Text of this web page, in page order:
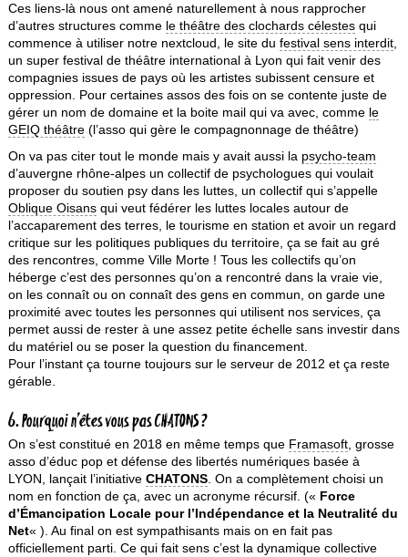
Ces liens-là nous ont amené naturellement à nous rapprocher
d’autres structures comme le théâtre des clochards célestesqui
commence à utiliser notre nextcloud, le site du festival sens interdit,
un super festival de théâtre international à Lyon qui fait venir des
compagnies issues de pays où les artistes subissent censure et
oppression. Pour certaines assos des fois on se contente juste de
gérer un nom de domaine et la boite mail qui va avec, comme le
GEIQ théâtre(l’asso qui gère le compagnonnage de théâtre)
On va pas citer tout le monde mais y avait aussi la psycho-team
d’auvergne rhône-alpes un collectif de psychologues qui voulait
proposer du soutien psy dans les luttes, un collectif qui s’appelle
Oblique Oisansqui veut fédérer les luttes locales autour de
l’accaparement des terres, le tourisme en station et avoir un regard
critique sur les politiques publiques du territoire, ça se fait au gré
des rencontres, comme Ville Morte ! Tous les collectifs qu’on
héberge c’est des personnes qu’on a rencontré dans la vraie vie,
on les connaît ou on connaît des gens en commun, on garde une
proximité avec toutes les personnes qui utilisent nos services, ça
permet aussi de rester à une assez petite échelle sans investir dans
du matériel ou se poser la question du financement.
Pour l’instant ça tourne toujours sur le serveur de 2012 et ça reste
gérable.
6. Pourquoi n’êtes vous pas CHATONS ?
On s’est constitué en 2018 en même temps que Framasoft, grosse
asso d’éduc pop et défense des libertés numériques basée à
LYON, lançait l’initiative CHATONS. On a complètement choisi un
nom en fonction de ça, avec un acronyme récursif. (« Force
d’Émancipation Locale pour l’Indépendance et la Neutralité du
Net« ). Au final on est sympathisants mais on en fait pas
officiellement parti. Ce qui fait sens c’est la dynamique collective